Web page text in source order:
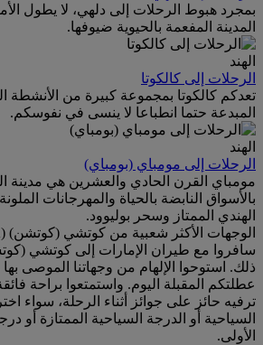
بمجرد هبوط الرحلات إلى دلهي، لا يطول
المدينة المفعمة بالحيوية ضيوفها.
الهند
الرحلات إلى كالكوتا
تعدكم كالكوتا بمجموعة كبيرة من الأنشطة
المبدعة حتما انطباعا لا ينسى في نفوسكم.
الهند
الرحلات إلى مومباي (بومباي)
مومباي القرن الحادي والعشرين هي مدينة
بالأسواق النابضة بالحياة والمهرجانات
الهندي الممتاز وسحر بوليوود.
الوجهات الأكثر شعبية من كوتشي (كوتشن) (COK)
ذلك. استوحوا الإلهام من وجهاتنا الموصى
عطلتكم المقبلة اليوم. واستمتعوا براحة
ترفيه حائز على جوائز أثناء الرحلة، سواء
السياحية أو الدرجة السياحية الممتازة أو
الأولى.